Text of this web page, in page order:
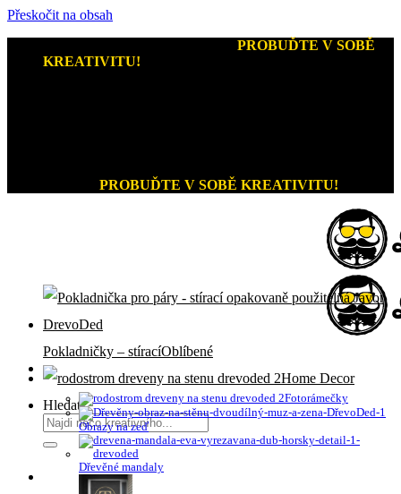
Přeskočit na obsah
PROBUĎTE V SOBĚ
KREATIVITU!
PROBUĎTE V SOBĚ KREATIVITU!
Hledat:
Pokladničky – stírací
Home Decor
Fotorámečky
Obrazy na zeď
Dřevěné mandaly